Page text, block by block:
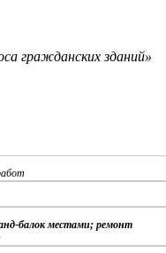
гражданских зданий»
балок местами; ремонт